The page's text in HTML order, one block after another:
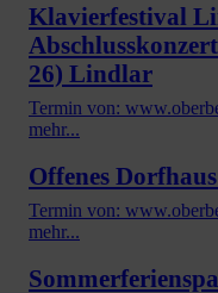
Klavierfestival
26) Lindlar
Termin von:
mehr...
Offenes
Termin von:
mehr...